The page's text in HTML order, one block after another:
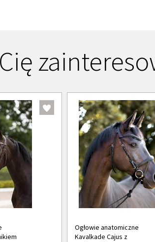
Ogłowie anatomiczne
Kavalkade Cajus z